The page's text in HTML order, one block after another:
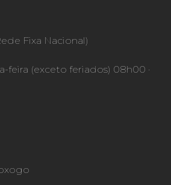
Fixa Nacional)
feira (exceto feriados) 08h00 ·